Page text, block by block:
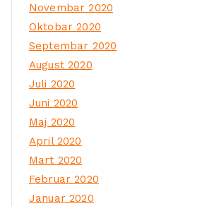
Novembar 2020
Oktobar 2020
Septembar 2020
August 2020
Juli 2020
Juni 2020
Maj 2020
April 2020
Mart 2020
Februar 2020
Januar 2020